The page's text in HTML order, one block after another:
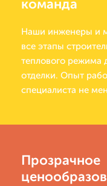
команда
Наши инженеры и
все этапы
теплового
отделки. Опыт
специалиста не
Прозрачное